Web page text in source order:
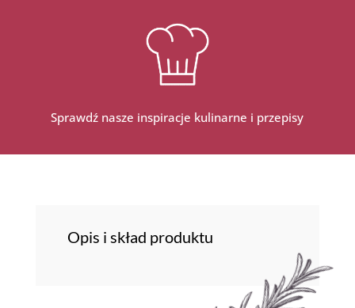
Sprawdź nasze inspiracje kulinarne i przepisy
Opis i skład produktu